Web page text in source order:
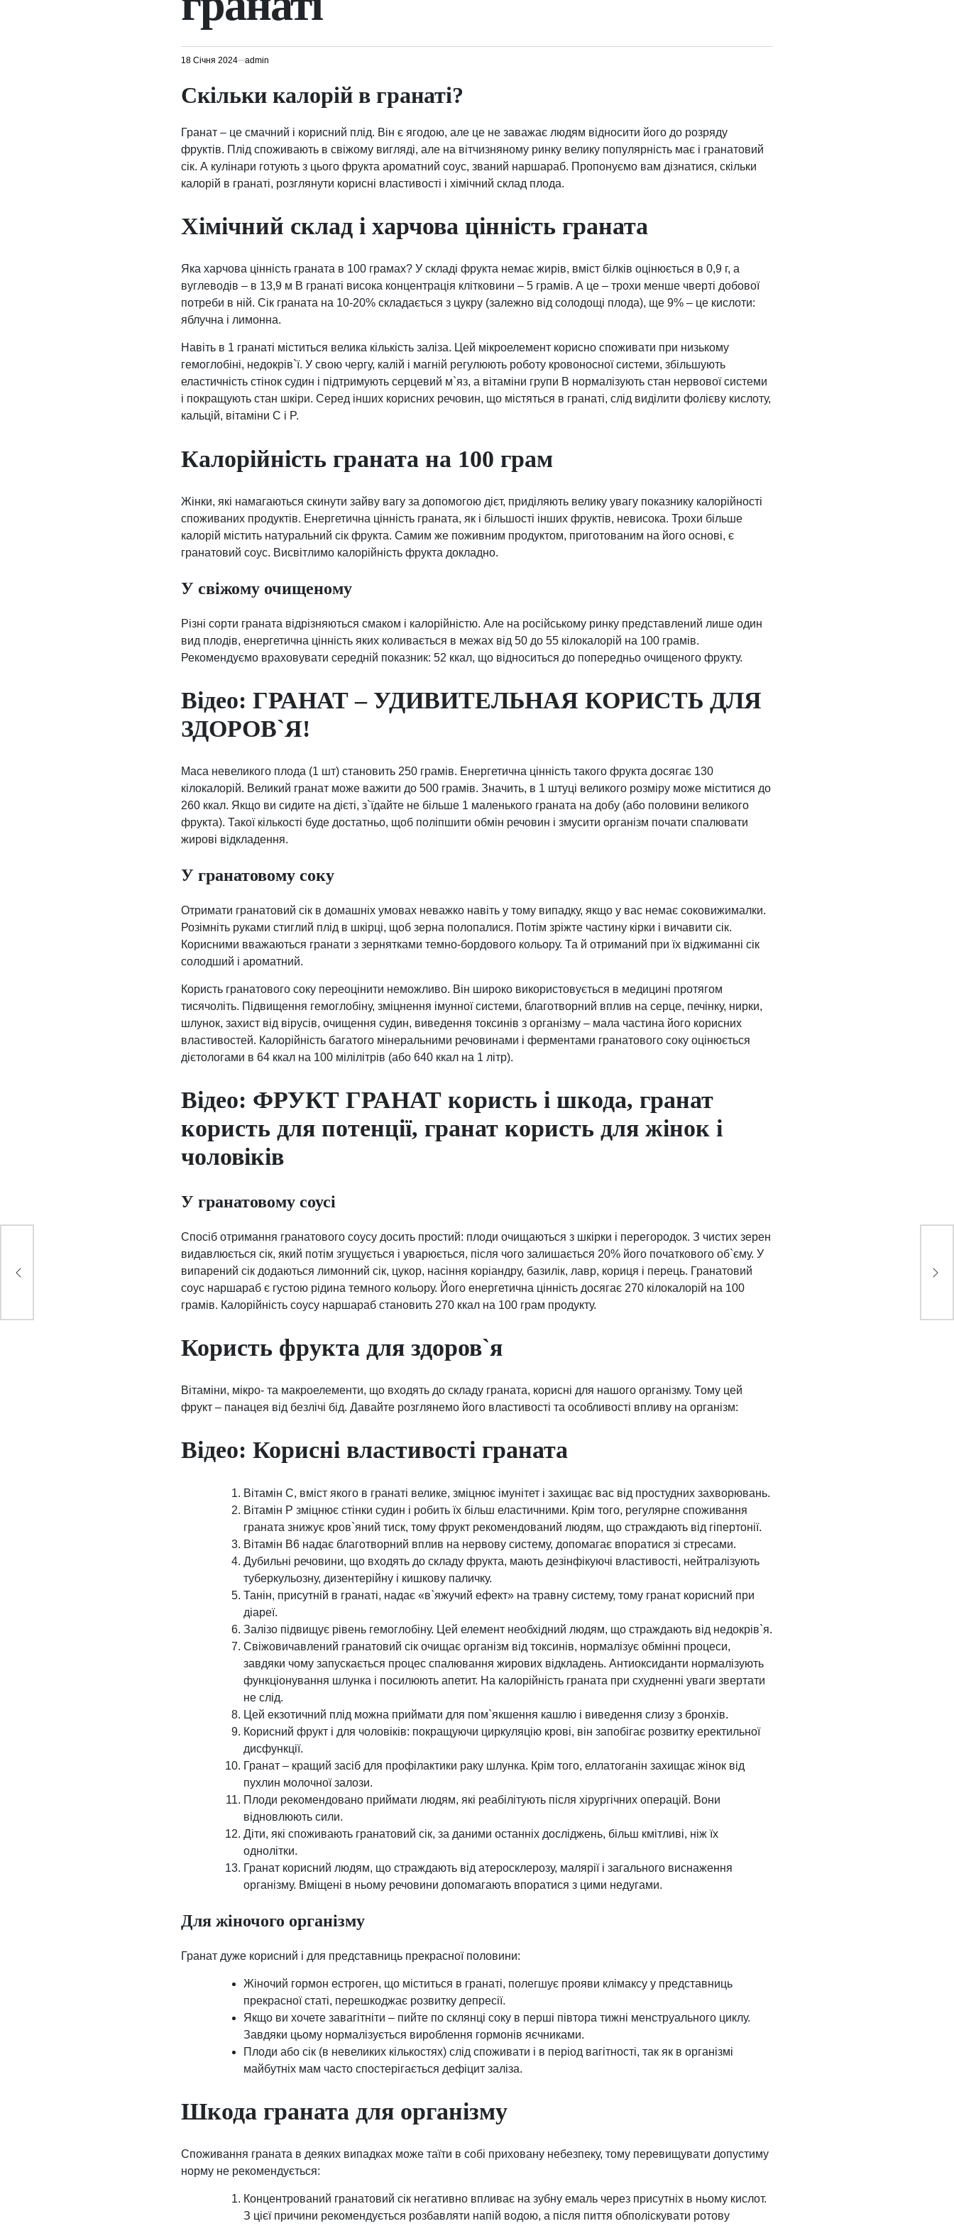
18 Січня 2024 admin
Скільки калорій в гранаті?
Гранат – це смачний і корисний плід. Він є ягодою, але це не заважає людям відносити його до розряду
фруктів. Плід споживають в свіжому вигляді, але на вітчизняному ринку велику популярність має і гранатовий
сік. А кулінари готують з цього фрукта ароматний соус, званий наршараб. Пропонуємо вам дізнатися, скільки
калорій в гранаті, розглянути корисні властивості і хімічний склад плода.
Хімічний склад і харчова цінність граната
Яка харчова цінність граната в 100 грамах? У складі фрукта немає жирів, вміст білків оцінюється в 0,9 г, а
вуглеводів – в 13,9 м В гранаті висока концентрація клітковини – 5 грамів. А це – трохи менше чверті добової
потреби в ній. Сік граната на 10-20% складається з цукру (залежно від солодощі плода), ще 9% – це кислоти:
яблучна і лимонна.
Навіть в 1 гранаті міститься велика кількість заліза. Цей мікроелемент корисно споживати при низькому
гемоглобіні, недокрів`ї. У свою чергу, калій і магній регулюють роботу кровоносної системи, збільшують
еластичність стінок судин і підтримують серцевий м`яз, а вітаміни групи В нормалізують стан нервової системи
і покращують стан шкіри. Серед інших корисних речовин, що містяться в гранаті, слід виділити фолієву кислоту,
кальцій, вітаміни С і P.
Калорійність граната на 100 грам
Жінки, які намагаються скинути зайву вагу за допомогою дієт, приділяють велику увагу показнику калорійності
споживаних продуктів. Енергетична цінність граната, як і більшості інших фруктів, невисока. Трохи більше
калорій містить натуральний сік фрукта. Самим же поживним продуктом, приготованим на його основі, є
гранатовий соус. Висвітлимо калорійність фрукта докладно.
У свіжому очищеному
Різні сорти граната відрізняються смаком і калорійністю. Але на російському ринку представлений лише один
вид плодів, енергетична цінність яких коливається в межах від 50 до 55 кілокалорій на 100 грамів.
Рекомендуємо враховувати середній показник: 52 ккал, що відноситься до попередньо очищеного фрукту.
Відео: ГРАНАТ – УДИВИТЕЛЬНАЯ КОРИСТЬ ДЛЯ
ЗДОРОВ`Я!
Маса невеликого плода (1 шт) становить 250 грамів. Енергетична цінність такого фрукта досягає 130
кілокалорій. Великий гранат може важити до 500 грамів. Значить, в 1 штуці великого розміру може міститися до
260 ккал. Якщо ви сидите на дієті, з`їдайте не більше 1 маленького граната на добу (або половини великого
фрукта). Такої кількості буде достатньо, щоб поліпшити обмін речовин і змусити організм почати спалювати
жирові відкладення.
У гранатовому соку
Отримати гранатовий сік в домашніх умовах неважко навіть у тому випадку, якщо у вас немає соковижималки.
Розімніть руками стиглий плід в шкірці, щоб зерна полопалися. Потім зріжте частину кірки і вичавити сік.
Корисними вважаються гранати з зернятками темно-бордового кольору. Та й отриманий при їх віджиманні сік
солодший і ароматний.
Користь гранатового соку переоцінити неможливо. Він широко використовується в медицині протягом
тисячоліть. Підвищення гемоглобіну, зміцнення імунної системи, благотворний вплив на серце, печінку, нирки,
шлунок, захист від вірусів, очищення судин, виведення токсинів з організму – мала частина його корисних
властивостей. Калорійність багатого мінеральними речовинами і ферментами гранатового соку оцінюється
дієтологами в 64 ккал на 100 мілілітрів (або 640 ккал на 1 літр).
Відео: ФРУКТ ГРАНАТ користь і шкода, гранат
користь для потенції, гранат користь для жінок і
чоловіків
У гранатовому соусі
Спосіб отримання гранатового соусу досить простий: плоди очищаються з шкірки і перегородок. З чистих зерен
видавлюється сік, який потім згущується і уварюється, після чого залишається 20% його початкового об`єму. У
випарений сік додаються лимонний сік, цукор, насіння коріандру, базилік, лавр, кориця і перець. Гранатовий
соус наршараб є густою рідина темного кольору. Його енергетична цінність досягає 270 кілокалорій на 100
грамів. Калорійність соусу наршараб становить 270 ккал на 100 грам продукту.
Користь фрукта для здоров`я
Вітаміни, мікро- та макроелементи, що входять до складу граната, корисні для нашого організму. Тому цей
фрукт – панацея від безлічі бід. Давайте розглянемо його властивості та особливості впливу на організм:
Відео: Корисні властивості граната
Вітамін С, вміст якого в гранаті велике, зміцнює імунітет і захищає вас від простудних захворювань.
Вітамін P зміцнює стінки судин і робить їх більш еластичними. Крім того, регулярне споживання
граната знижує кров`яний тиск, тому фрукт рекомендований людям, що страждають від гіпертонії.
Вітамін B6 надає благотворний вплив на нервову систему, допомагає впоратися зі стресами.
Дубильні речовини, що входять до складу фрукта, мають дезінфікуючі властивості, нейтралізують
туберкульозну, дизентерійну і кишкову паличку.
Танін, присутній в гранаті, надає «в`яжучий ефект» на травну систему, тому гранат корисний при
діареї.
Залізо підвищує рівень гемоглобіну. Цей елемент необхідний людям, що страждають від недокрів`я.
Свіжовичавлений гранатовий сік очищає організм від токсинів, нормалізує обмінні процеси,
завдяки чому запускається процес спалювання жирових відкладень. Антиоксиданти нормалізують
функціонування шлунка і посилюють апетит. На калорійність граната при схудненні уваги звертати
не слід.
Цей екзотичний плід можна приймати для пом`якшення кашлю і виведення слизу з бронхів.
Корисний фрукт і для чоловіків: покращуючи циркуляцію крові, він запобігає розвитку еректильної
дисфункції.
Гранат – кращий засіб для профілактики раку шлунка. Крім того, еллатоганін захищає жінок від
пухлин молочної залози.
Плоди рекомендовано приймати людям, які реабілітують після хірургічних операцій. Вони
відновлюють сили.
Діти, які споживають гранатовий сік, за даними останніх досліджень, більш кмітливі, ніж їх
однолітки.
Гранат корисний людям, що страждають від атеросклерозу, малярії і загального виснаження
організму. Вміщені в ньому речовини допомагають впоратися з цими недугами.
Для жіночого організму
Гранат дуже корисний і для представниць прекрасної половини:
Жіночий гормон естроген, що міститься в гранаті, полегшує прояви клімаксу у представниць
прекрасної статі, перешкоджає розвитку депресії.
Якщо ви хочете завагітніти – пийте по склянці соку в перші півтора тижні менструального циклу.
Завдяки цьому нормалізується вироблення гормонів яєчниками.
Плоди або сік (в невеликих кількостях) слід споживати і в період вагітності, так як в організмі
майбутніх мам часто спостерігається дефіцит заліза.
Шкода граната для організму
Споживання граната в деяких випадках може таїти в собі приховану небезпеку, тому перевищувати допустиму
норму не рекомендується:
Концентрований гранатовий сік негативно впливає на зубну емаль через присутніх в ньому кислот.
З цієї причини рекомендується розбавляти напій водою, а після пиття обполіскувати ротову